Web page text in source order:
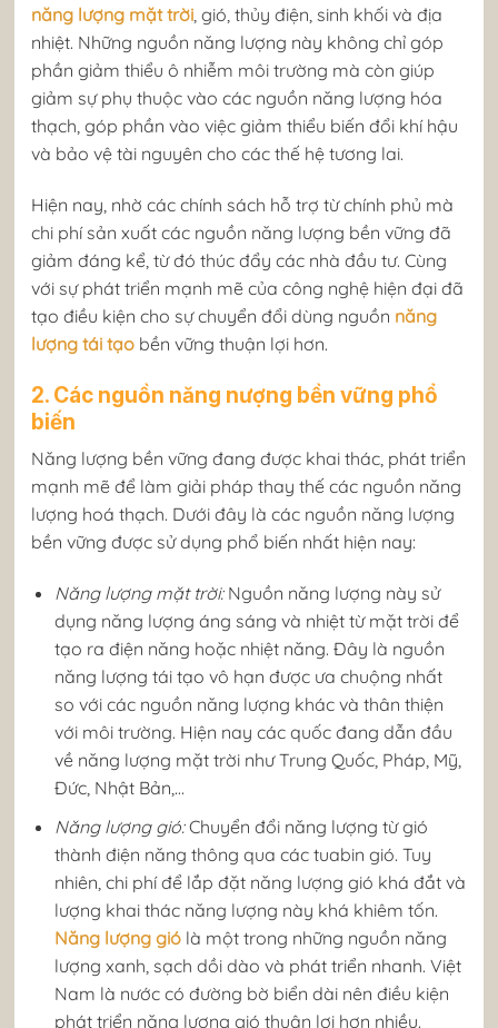
năng lượng mặt trời, gió, thủy điện, sinh khối và địa
nhiệt. Những nguồn năng lượng này không chỉ góp
phần giảm thiểu ô nhiễm môi trường mà còn giúp
giảm sự phụ thuộc vào các nguồn năng lượng hóa
thạch, góp phần vào việc giảm thiểu biến đổi khí hậu
và bảo vệ tài nguyên cho các thế hệ tương lai.
Hiện nay, nhờ các chính sách hỗ trợ từ chính phủ mà
chi phí sản xuất các nguồn năng lượng bền vững đã
giảm đáng kể, từ đó thúc đẩy các nhà đầu tư. Cùng
với sự phát triển mạnh mẽ của công nghệ hiện đại đã
tạo điều kiện cho sự chuyển đổi dùng nguồn năng
lượng tái tạo bền vững thuận lợi hơn.
2. Các nguồn năng nượng bền vững phổ
biến
Năng lượng bền vững đang được khai thác, phát triển
mạnh mẽ để làm giải pháp thay thế các nguồn năng
lượng hoá thạch. Dưới đây là các nguồn năng lượng
bền vững được sử dụng phổ biến nhất hiện nay:
Năng lượng mặt trời:Nguồn năng lượng này sử
dụng năng lượng áng sáng và nhiệt từ mặt trời để
tạo ra điện năng hoặc nhiệt năng. Đây là nguồn
năng lượng tái tạo vô hạn được ưa chuộng nhất
so với các nguồn năng lượng khác và thân thiện
với môi trường. Hiện nay các quốc đang dẫn đầu
về năng lượng mặt trời như Trung Quốc, Pháp, Mỹ,
Đức, Nhật Bản,…
Năng lượng gió:Chuyển đổi năng lượng từ gió
thành điện năng thông qua các tuabin gió. Tuy
nhiên, chi phí để lắp đặt năng lượng gió khá đắt và
lượng khai thác năng lượng này khá khiêm tốn.
Năng lượng gió là một trong những nguồn năng
lượng xanh, sạch dồi dào và phát triển nhanh. Việt
Nam là nước có đường bờ biển dài nên điều kiện
phát triển năng lượng gió thuận lợi hơn nhiều.